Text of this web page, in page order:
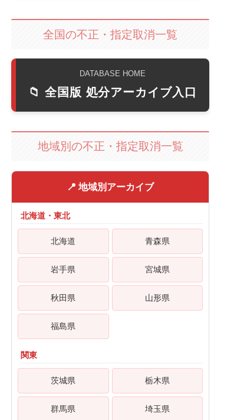
全国の不正・指定取消一覧
DATABASE HOME
📁 全国版 処分アーカイブ入口
地域別の不正・指定取消一覧
📍 地域別アーカイブ
北海道・東北
北海道 青森県
岩手県 宮城県
秋田県 山形県
福島県
関東
茨城県 栃木県
群馬県 埼玉県